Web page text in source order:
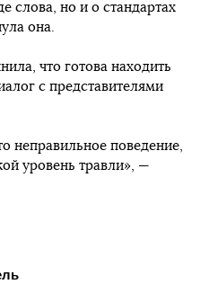
слова, но и о стандартах
она.
что готова находить
с представителями
неправильное поведение,
уровень травли», —